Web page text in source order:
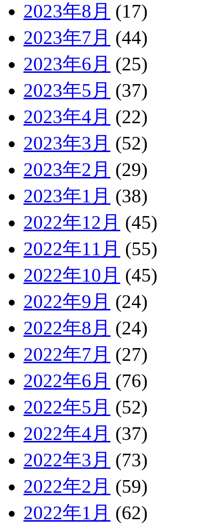
2023年8月 (17)
2023年7月 (44)
2023年6月 (25)
2023年5月 (37)
2023年4月 (22)
2023年3月 (52)
2023年2月 (29)
2023年1月 (38)
2022年12月 (45)
2022年11月 (55)
2022年10月 (45)
2022年9月 (24)
2022年8月 (24)
2022年7月 (27)
2022年6月 (76)
2022年5月 (52)
2022年4月 (37)
2022年3月 (73)
2022年2月 (59)
2022年1月 (62)